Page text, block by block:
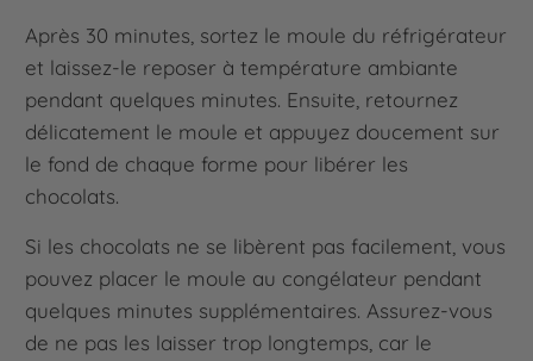
Après 30 minutes, sortez le moule du réfrigérateur
et laissez-le reposer à température ambiante
pendant quelques minutes. Ensuite, retournez
délicatement le moule et appuyez doucement sur
le fond de chaque forme pour libérer les
chocolats.
Si les chocolats ne se libèrent pas facilement, vous
pouvez placer le moule au congélateur pendant
quelques minutes supplémentaires. Assurez-vous
de ne pas les laisser trop longtemps, car le